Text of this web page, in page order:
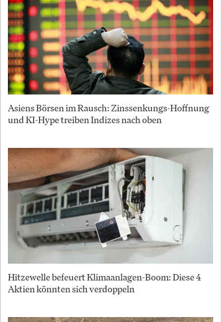
Asiens Börsen im Rausch: Zinssenkungs-Hoffnung
und KI-Hype treiben Indizes nach oben
Hitzewelle befeuert Klimaanlagen-Boom: Diese 4
Aktien könnten sich verdoppeln